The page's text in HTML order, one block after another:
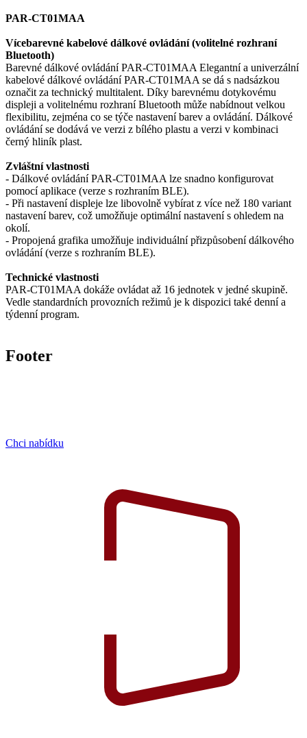
PAR-CT01MAA
Vícebarevné kabelové dálkové ovládání (volitelné rozhraní
Bluetooth)
Barevné dálkové ovládání PAR-CT01MAA Elegantní a univerzální
kabelové dálkové ovládání PAR-CT01MAA se dá s nadsázkou
označit za technický multitalent. Díky barevnému dotykovému
displeji a volitelnému rozhraní Bluetooth může nabídnout velkou
flexibilitu, zejména co se týče nastavení barev a ovládání. Dálkové
ovládání se dodává ve verzi z bílého plastu a verzi v kombinaci
černý hliník plast.
Zvláštní vlastnosti
- Dálkové ovládání PAR-CT01MAA lze snadno konfigurovat
pomocí aplikace (verze s rozhraním BLE).
- Při nastavení displeje lze libovolně vybírat z více než 180 variant
nastavení barev, což umožňuje optimální nastavení s ohledem na
okolí.
- Propojená grafika umožňuje individuální přizpůsobení dálkového
ovládání (verze s rozhraním BLE).
Technické vlastnosti
PAR-CT01MAA dokáže ovládat až 16 jednotek v jedné skupině.
Vedle standardních provozních režimů je k dispozici také denní a
týdenní program.
Footer
Chci nabídku